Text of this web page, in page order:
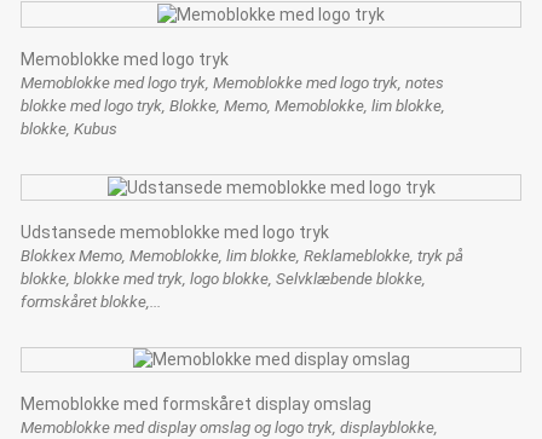
Memoblokke med logo tryk
Memoblokke med logo tryk, Memoblokke med logo tryk, notes
blokke med logo tryk, Blokke, Memo, Memoblokke, lim blokke,
blokke, Kubus
Udstansede memoblokke med logo tryk
Blokkex Memo, Memoblokke, lim blokke, Reklameblokke, tryk på
blokke, blokke med tryk, logo blokke, Selvklæbende blokke,
formskåret blokke,...
Memoblokke med formskåret display omslag
Memoblokke med display omslag og logo tryk, displayblokke,